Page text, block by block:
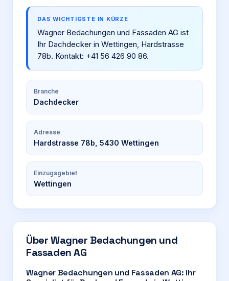
DAS WICHTIGSTE IN KÜRZE
Wagner Bedachungen und Fassaden AG ist
Ihr Dachdecker in Wettingen, Hardstrasse
78b. Kontakt: +41 56 426 90 86.
Branche
Dachdecker
Adresse
Hardstrasse 78b, 5430 Wettingen
Einzugsgebiet
Wettingen
ÜberWagner Bedachungen und
Fassaden AG
Wagner Bedachungen und Fassaden AG: Ihr